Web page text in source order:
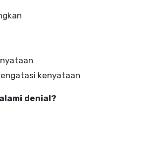
kenyataan
denial?